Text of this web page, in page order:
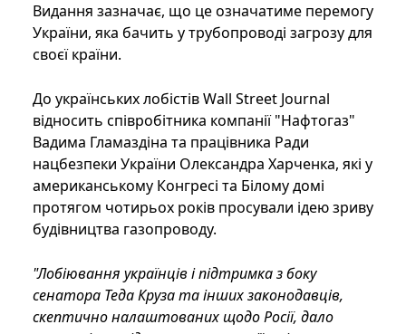
Видання зазначає, що це означатиме перемогу
України, яка бачить у трубопроводі загрозу для
своєї країни.
До українських лобістів Wall Street Journal
відносить співробітника компанії "Нафтогаз"
Вадима Гламаздіна та працівника Ради
нацбезпеки України Олександра Харченка, які у
американському Конгресі та Білому домі
протягом чотирьох років просували ідею зриву
будівництва газопроводу.
"Лобіювання українців і підтримка з боку
сенатора Теда Круза та інших законодавців,
скептично налаштованих щодо Росії, дало